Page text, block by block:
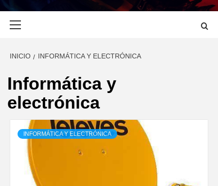
INICIO INFORMÁTICA Y ELECTRÓNICA
Informática y
electrónica
INFORMÁTICA Y ELECTRÓNICA